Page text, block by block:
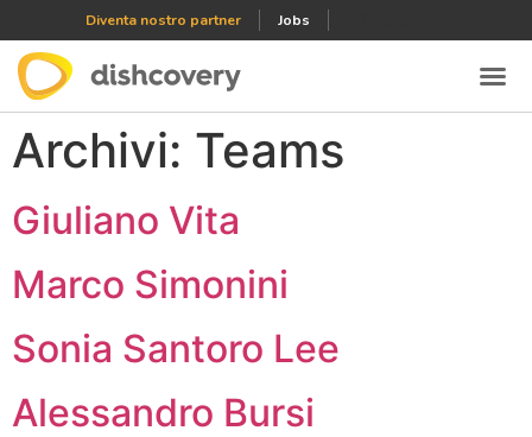
Diventa nostro partner Jobs
Archivi: Teams
Giuliano Vita
Marco Simonini
Sonia Santoro Lee
Alessandro Bursi